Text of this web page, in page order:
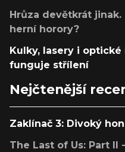
Hrůza devětkrát
herní horory?
Kulky, lasery i optické
funguje střílení
Nejčtenější
Zaklínač 3: Divoký
The Last of Us: Part II